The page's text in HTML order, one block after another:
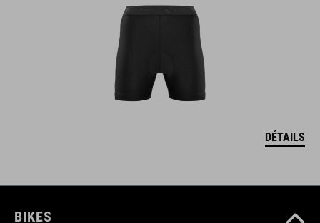
DÉTAILS
BIKES